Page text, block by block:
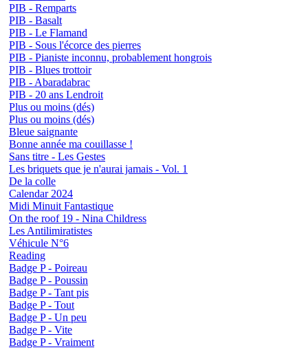
PIB - Remparts
PIB - Basalt
PIB - Le Flamand
PIB - Sous l'écorce des pierres
PIB - Pianiste inconnu, probablement hongrois
PIB - Blues trottoir
PIB - Abaradabrac
PIB - 20 ans Lendroit
Plus ou moins (dés)
Plus ou moins (dés)
Bleue saignante
Bonne année ma couillasse !
Sans titre - Les Gestes
Les briquets que je n'aurai jamais - Vol. 1
De la colle
Calendar 2024
Midi Minuit Fantastique
On the roof 19 - Nina Childress
Les Antilimiratistes
Véhicule N°6
Reading
Badge P - Poireau
Badge P - Poussin
Badge P - Tant pis
Badge P - Tout
Badge P - Un peu
Badge P - Vite
Badge P - Vraiment